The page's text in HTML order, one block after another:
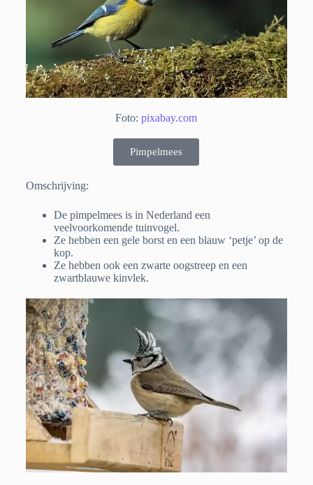
Foto:pixabay.com
Pimpelmees
Omschrijving:
De pimpelmees is in Nederland een
veelvoorkomende tuinvogel.
Ze hebben een gele borst en een blauw ‘petje’ op de
kop.
Ze hebben ook een zwarte oogstreep en een
zwartblauwe kinvlek.